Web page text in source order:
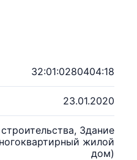
32:01:0280404:18
23.01.2020
Здание
жилой
дом)